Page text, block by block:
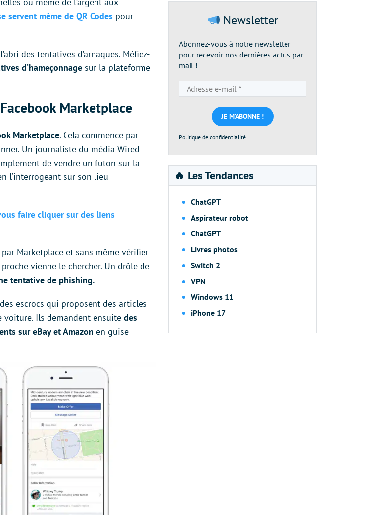
servent même de QR Codes pour
des tentatives d’arnaques. Méfiez-
d’hameçonnage sur la plateforme
Marketplace
Marketplace. Cela commence par
Un journaliste du média Wired
de vendre un futon sur la
l’interrogeant sur son lieu
faire cliquer sur des liens
Marketplace et sans même vérifier
vienne le chercher. Un drôle de
tentative de phishing.
escrocs qui proposent des articles
voiture. Ils demandent ensuite des
sur eBay et Amazon en guise
Newsletter
Abonnez-vous à notre newsletter
pour recevoir nos dernières actus par
mail !
e-
mail
*
Politique de confidentialité
🔥 Les Tendances
ChatGPT
Aspirateur robot
ChatGPT
Livres photos
Switch 2
VPN
Windows 11
iPhone 17